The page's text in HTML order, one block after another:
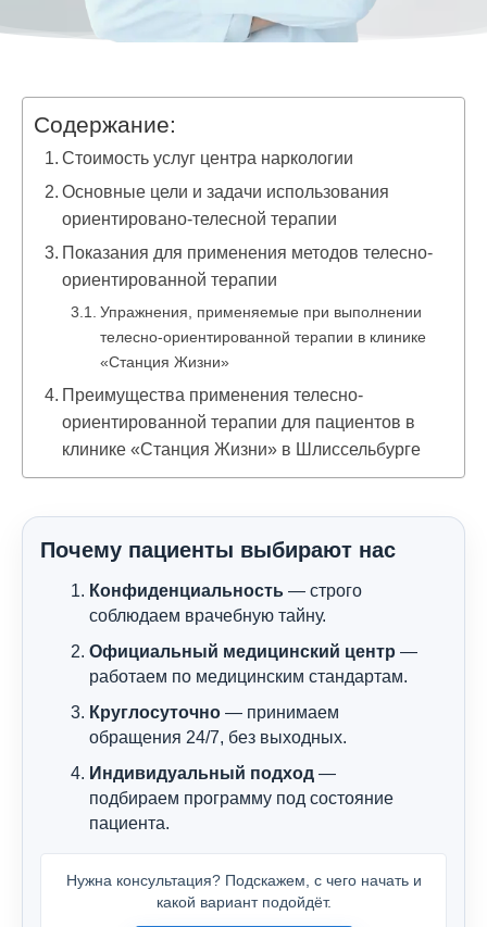
Содержание:
Стоимость услуг центра наркологии
Основные цели и задачи использования
ориентировано-телесной терапии
Показания для применения методов телесно-
ориентированной терапии
Упражнения, применяемые при выполнении
телесно-ориентированной терапии в клинике
«Станция Жизни»
Преимущества применения телесно-
ориентированной терапии для пациентов в
клинике «Станция Жизни» в Шлиссельбурге
Почему пациенты выбирают нас
Конфиденциальность — строго
соблюдаем врачебную тайну.
Официальный медицинский центр —
работаем по медицинским стандартам.
Круглосуточно — принимаем
обращения 24/7, без выходных.
Индивидуальный подход —
подбираем программу под состояние
пациента.
Нужна консультация? Подскажем, с чего начать и
какой вариант подойдёт.